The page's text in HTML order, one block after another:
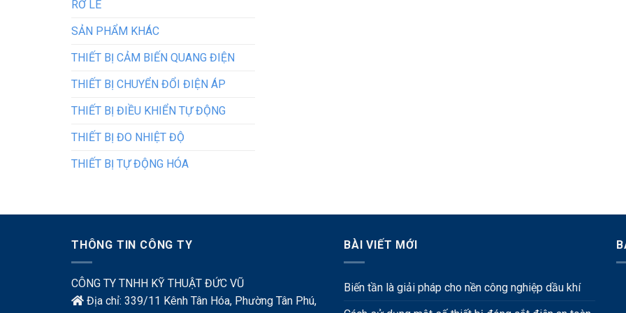
RƠ LE
SẢN PHẨM KHÁC
THIẾT BỊ CẢM BIẾN QUANG ĐIỆN
THIẾT BỊ CHUYỂN ĐỔI ĐIỆN ÁP
THIẾT BỊ ĐIỀU KHIỂN TỰ ĐỘNG
THIẾT BỊ ĐO NHIỆT ĐỘ
THIẾT BỊ TỰ ĐỘNG HÓA
THÔNG TIN CÔNG TY
CÔNG TY TNHH KỸ THUẬT ĐỨC VŨ
Địa chỉ: 339/11 Kênh Tân Hóa, Phường Tân Phú,
BÀI VIẾT MỚI
Biến tần là giải pháp cho nền công nghiệp dầu khí